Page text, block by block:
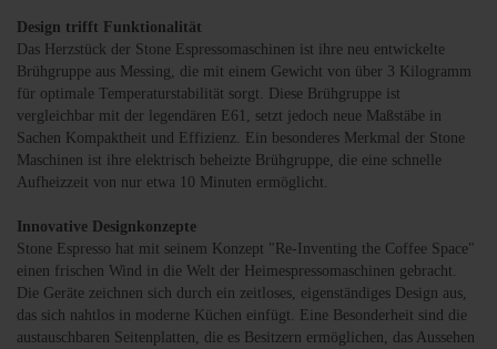
Design trifft Funktionalität
Das Herzstück der Stone Espressomaschinen ist ihre neu entwickelte
Brühgruppe aus Messing, die mit einem Gewicht von über 3 Kilogramm
für optimale Temperaturstabilität sorgt. Diese Brühgruppe ist
vergleichbar mit der legendären E61, setzt jedoch neue Maßstäbe in
Sachen Kompaktheit und Effizienz. Ein besonderes Merkmal der Stone
Maschinen ist ihre elektrisch beheizte Brühgruppe, die eine schnelle
Aufheizzeit von nur etwa 10 Minuten ermöglicht.
Innovative Designkonzepte
Stone Espresso hat mit seinem Konzept "Re-Inventing the Coffee Space"
einen frischen Wind in die Welt der Heimespressomaschinen gebracht.
Die Geräte zeichnen sich durch ein zeitloses, eigenständiges Design aus,
das sich nahtlos in moderne Küchen einfügt. Eine Besonderheit sind die
austauschbaren Seitenplatten, die es Besitzern ermöglichen, das Aussehen